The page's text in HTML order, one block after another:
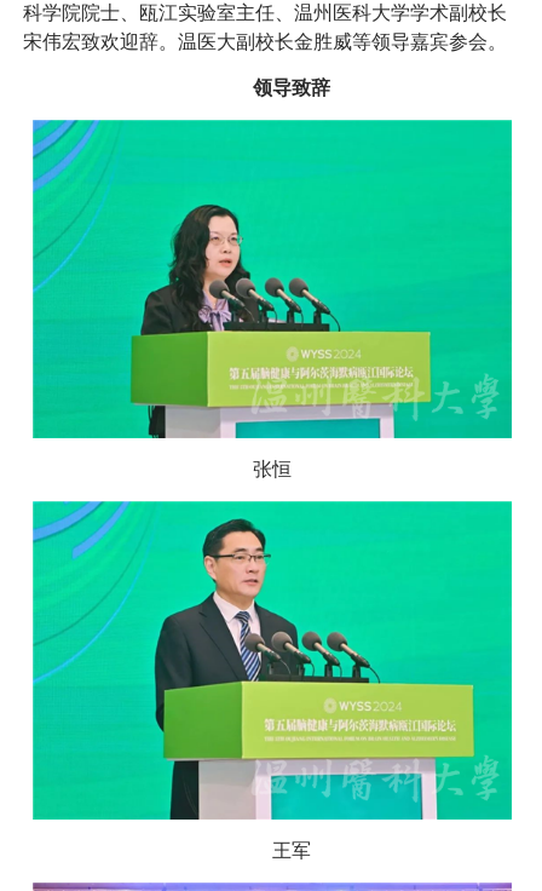
科学院院士、瓯江实验室主任、温州医科大学学术副校长
宋伟宏致欢迎辞。温医大副校长金胜威等领导嘉宾参会。
领导致辞
张恒
王军